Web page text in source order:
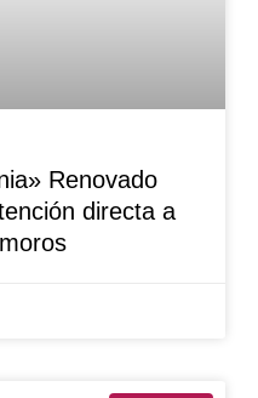
Renovado
directa a